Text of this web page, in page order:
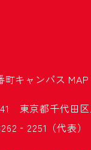
町キャンパス MAP
東京都千代田区
（代表）